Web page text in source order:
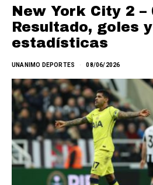
New York City 2 –
Resultado, goles y
estadísticas
UNANIMO DEPORTES 08/06/2026